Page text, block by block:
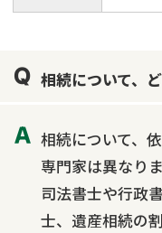
相続について、
相続について、
専門家は異なり
司法書士や行政
士、遺産相続の